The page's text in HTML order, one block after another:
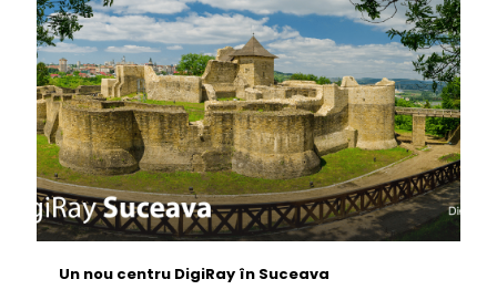
Un nou centru DigiRay în Suceava